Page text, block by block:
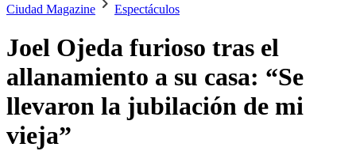
Ciudad Magazine Espectáculos
Joel Ojeda furioso tras el
allanamiento a su casa: “Se
llevaron la jubilación de mi
vieja”